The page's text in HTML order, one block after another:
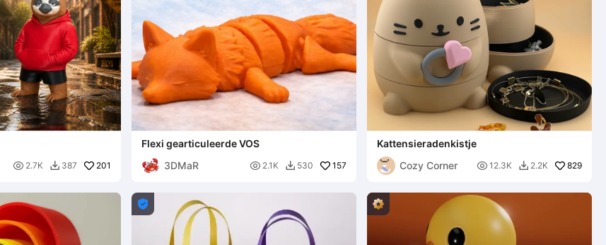
 2.7K  387 201
Flexi gearticuleerde VOS
3DMaR
 2.1K  530 157
Kattensieradenkistje
Cozy Corner
 12.3K  2.2K 829
